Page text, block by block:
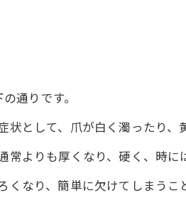
通りです。
状として、爪が白く濁ったり、
常よりも厚くなり、硬く、時に
くなり、簡単に欠けてしまうこ